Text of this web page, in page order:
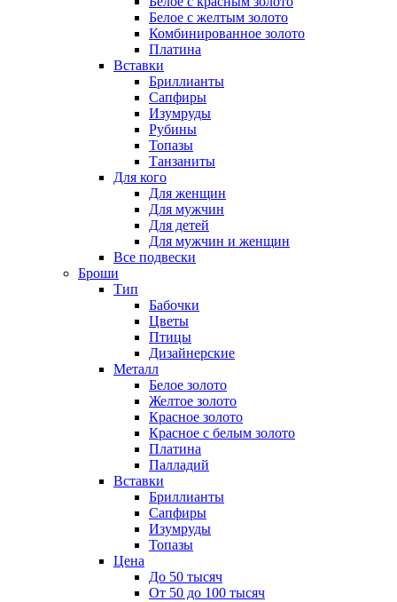
Белое с желтым золото
Комбинированное золото
Платина
Вставки
Бриллианты
Сапфиры
Изумруды
Рубины
Топазы
Танзаниты
Для кого
Для женщин
Для мужчин
Для детей
Для мужчин и женщин
Все подвески
Броши
Тип
Бабочки
Цветы
Птицы
Дизайнерские
Металл
Белое золото
Желтое золото
Красное золото
Красное с белым золото
Платина
Палладий
Вставки
Бриллианты
Сапфиры
Изумруды
Топазы
Цена
До 50 тысяч
От 50 до 100 тысяч